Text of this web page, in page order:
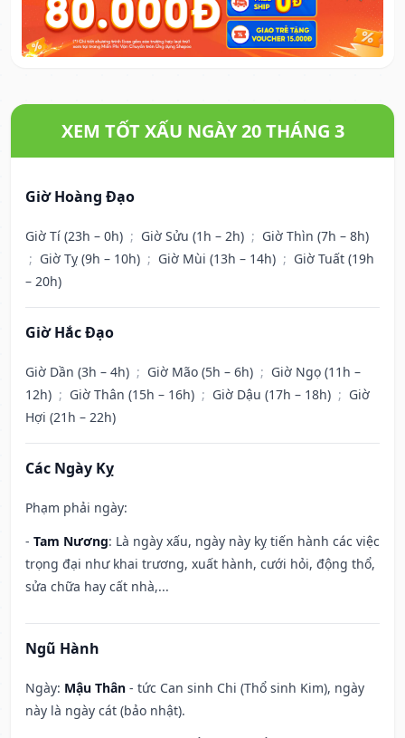
XEM TỐT XẤU NGÀY 20 THÁNG 3
Giờ Hoàng Đạo
Giờ Tí (23h – 0h) ; Giờ Sửu (1h – 2h) ; Giờ Thìn (7h – 8h)
; Giờ Tỵ (9h – 10h) ; Giờ Mùi (13h – 14h) ; Giờ Tuất (19h
– 20h)
Giờ Hắc Đạo
Giờ Dần (3h – 4h) ; Giờ Mão (5h – 6h) ; Giờ Ngọ (11h –
12h) ; Giờ Thân (15h – 16h) ; Giờ Dậu (17h – 18h) ; Giờ
Hợi (21h – 22h)
Các Ngày Kỵ
Phạm phải ngày:
- Tam Nương: Là ngày xấu, ngày này kỵ tiến hành các việc
trọng đại như khai trương, xuất hành, cưới hỏi, động thổ,
sửa chữa hay cất nhà,...
Ngũ Hành
Ngày: Mậu Thân - tức Can sinh Chi (Thổ sinh Kim), ngày
này là ngày cát (bảo nhật).